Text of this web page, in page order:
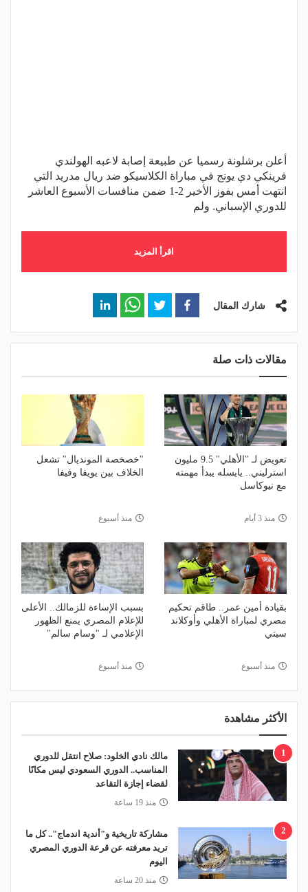
أعلن برشلونة رسميا عن طبيعة إصابة لاعبه الهولندي
فرينكي دي يونج في مباراة الكلاسيكو ضد ريال مدريد التي
انتهت أمس بفوز الأخير 2-1 ضمن منافسات الأسبوع العاشر
للدوري الإسباني. ولم
اقرأ المزيد
شارك المقال
مقالات ذات صلة
تعويض لـ "الأهلي" 9.5 مليون
استرليني.. يايسله يبدأ مهمته
مع نيوكاسل
منذ 3 أيام
"خصخصة المونديال" تشعل
الخلاف بين يويفا وفيفا
منذ أسبوع
بقيادة أمين عمر.. طاقم تحكيم
مصري لمباراة الأهلي وأوكلاند
سيتي
منذ أسبوع
بسبب الإساءة للزمالك.. الأعلى
للإعلام المصري يمنع الظهور
الإعلامي لـ "وسام سالم"
منذ أسبوع
الأكثر مشاهدة
1
مالك نادي الخلود: صلاح انتقل للدوري
المناسب.. الدوري السعودي ليس مكانًا
لقضاء إجازة التقاعد
منذ 19 ساعة
2
مشاركة تاريخية و"أندية اندماج".. كل ما
تريد معرفته عن قرعة الدوري المصري
اليوم
منذ 20 ساعة